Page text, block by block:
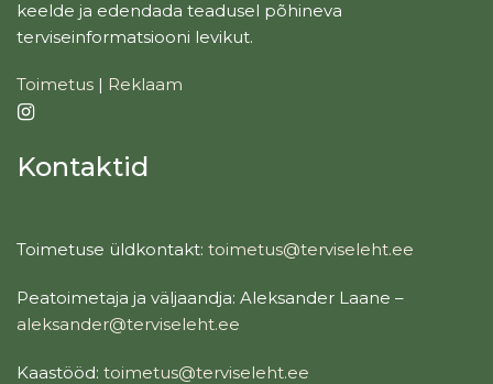
keelde ja edendada teadusel põhineva
terviseinformatsiooni levikut.
Toimetus | Reklaam
Kontaktid
Toimetuse üldkontakt: toimetus@terviseleht.ee
Peatoimetaja ja väljaandja: Aleksander Laane –
aleksander@terviseleht.ee
Kaastööd: toimetus@terviseleht.ee